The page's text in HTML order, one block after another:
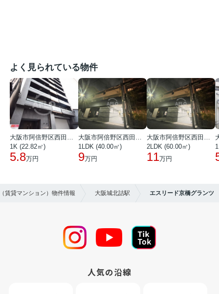
よく見られている物件
大阪市阿倍野区西田辺町１丁目
1K (22.82㎡)
5.8万円
大阪市阿倍野区西田辺町１丁目
1LDK (40.00㎡)
9万円
大阪市阿倍野区西田辺町１丁目
2LDK (60.00㎡)
11万円
賃貸マンション）物件情報 大阪城北詰駅 エスリード京橋グランツ
人気の沿線